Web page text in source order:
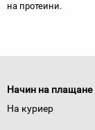
на протеини.
Начин на плащане
На куриер